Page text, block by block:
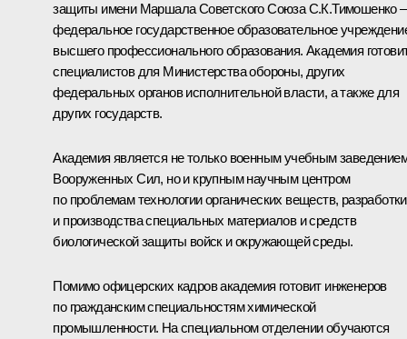
защиты имени Маршала Советского Союза С.К.Тимошенко –
федеральное государственное образовательное
высшего профессионального образования. Академия
специалистов для Министерства обороны, других
федеральных органов исполнительной власти, а также для
других государств.
Академия является не только военным учебным
Вооруженных Сил, но и крупным научным центром
по проблемам технологии органических веществ, разработки
и производства специальных материалов и средств
биологической защиты войск и окружающей среды.
Помимо офицерских кадров академия готовит инженеров
по гражданским специальностям химической
промышленности. На специальном отделении обучаются